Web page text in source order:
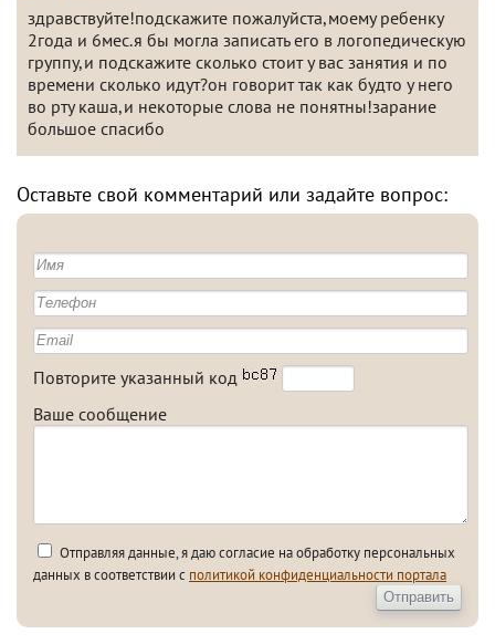
здравствуйте!подскажите пожалуйста,моему ребенку
2года и 6мес.я бы могла записать его в логопедическую
группу,и подскажите сколько стоит у вас занятия и по
времени сколько идут?он говорит так как будто у него
во рту каша,и некоторые слова не понятны!зарание
большое спасибо
Оставьте свой комментарий или задайте вопрос:
Повторите указанный код
Ваше сообщение
Отправляя данные, я даю согласие на обработку персональных
данных в соответствии с политикой конфиденциальности портала